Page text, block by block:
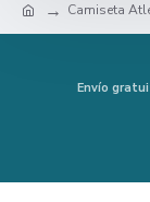
Camiseta
Envío